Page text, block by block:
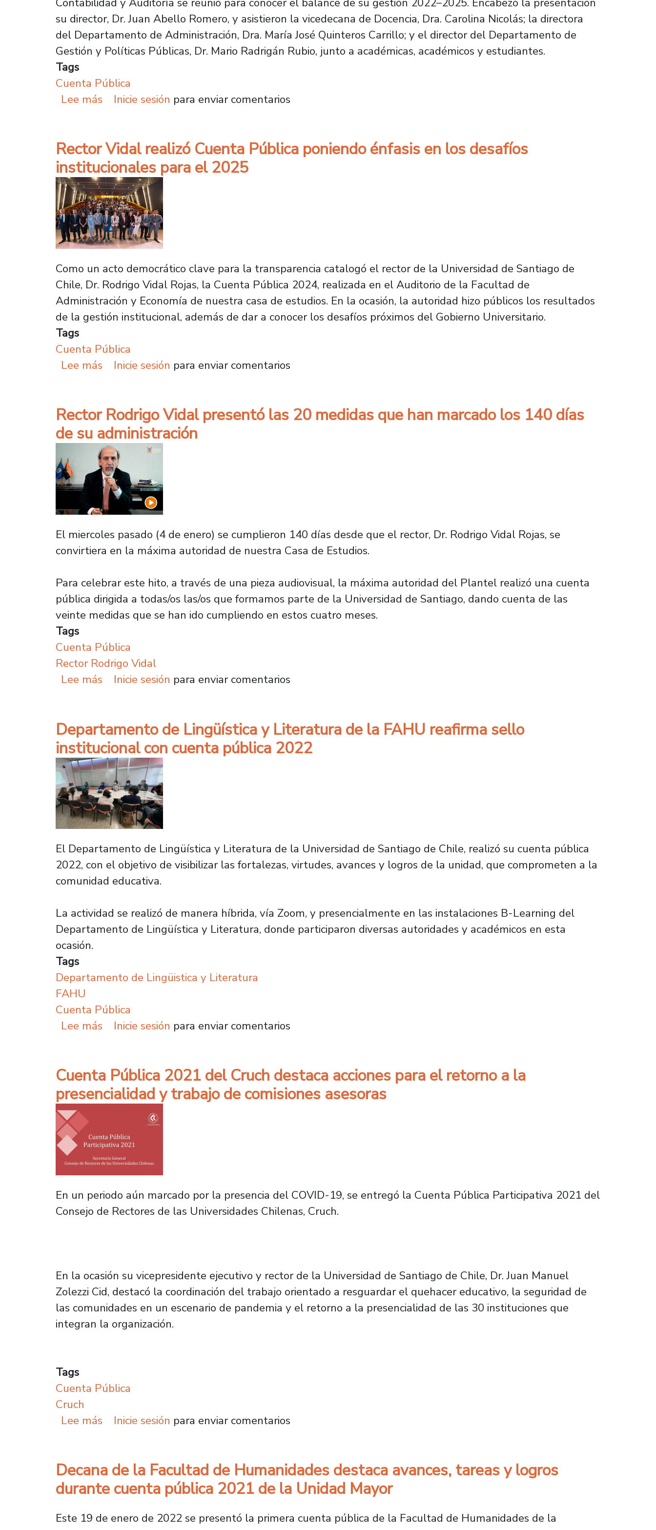
su director, Dr. Juan Abello Romero, y asistieron la vicedecana de Docencia, Dra. Carolina Nicolás; la directora
del Departamento de Administración, Dra. María José Quinteros Carrillo; y el director del Departamento de
Gestión y Políticas Públicas, Dr. Mario Radrigán Rubio, junto a académicas, académicos y estudiantes.
Tags
Cuenta Pública
Lee más sobre Departamento de Contabilidad y Auditoría presenta avances 2022–2025 y proyecta nuevas metas
Inicie sesión para enviar comentarios
Rector Vidal realizó Cuenta Pública poniendo énfasis en los desafíos
institucionales para el 2025
Como un acto democrático clave para la transparencia catalogó el rector de la Universidad de Santiago de
Chile, Dr. Rodrigo Vidal Rojas, la Cuenta Pública 2024, realizada en el Auditorio de la Facultad de
Administración y Economía de nuestra casa de estudios. En la ocasión, la autoridad hizo públicos los resultados
de la gestión institucional, además de dar a conocer los desafíos próximos del Gobierno Universitario.
Tags
Cuenta Pública
Lee más sobre Rector Vidal realizó Cuenta Pública poniendo énfasis en los desafíos institucionales para el 2025
Inicie sesión para enviar comentarios
Rector Rodrigo Vidal presentó las 20 medidas que han marcado los 140 días
de su administración
El miercoles pasado (4 de enero) se cumplieron 140 días desde que el rector, Dr. Rodrigo Vidal Rojas, se
convirtiera en la máxima autoridad de nuestra Casa de Estudios.
Para celebrar este hito, a través de una pieza audiovisual, la máxima autoridad del Plantel realizó una cuenta
pública dirigida a todas/os las/os que formamos parte de la Universidad de Santiago, dando cuenta de las
veinte medidas que se han ido cumpliendo en estos cuatro meses.
Tags
Cuenta Pública
Rector Rodrigo Vidal
Lee más sobre Rector Rodrigo Vidal presentó las 20 medidas que han marcado los 140 días de su administración
Inicie sesión para enviar comentarios
Departamento de Lingüística y Literatura de la FAHU reafirma sello
institucional con cuenta pública 2022
El Departamento de Lingüística y Literatura de la Universidad de Santiago de Chile, realizó su cuenta pública
2022, con el objetivo de visibilizar las fortalezas, virtudes, avances y logros de la unidad, que comprometen a la
comunidad educativa.
La actividad se realizó de manera híbrida, vía Zoom, y presencialmente en las instalaciones B-Learning del
Departamento de Lingüística y Literatura, donde participaron diversas autoridades y académicos en esta
ocasión.
Tags
Departamento de Lingüistica y Literatura
FAHU
Cuenta Pública
Lee más sobre Departamento de Lingüística y Literatura de la FAHU reafirma sello institucional con cuenta pública 2022
Inicie sesión para enviar comentarios
Cuenta Pública 2021 del Cruch destaca acciones para el retorno a la
presencialidad y trabajo de comisiones asesoras
En un periodo aún marcado por la presencia del COVID-19, se entregó la Cuenta Pública Participativa 2021 del
Consejo de Rectores de las Universidades Chilenas, Cruch.
En la ocasión su vicepresidente ejecutivo y rector de la Universidad de Santiago de Chile, Dr. Juan Manuel
Zolezzi Cid, destacó la coordinación del trabajo orientado a resguardar el quehacer educativo, la seguridad de
las comunidades en un escenario de pandemia y el retorno a la presencialidad de las 30 instituciones que
integran la organización.
Tags
Cuenta Pública
Cruch
Lee más sobre Cuenta Pública 2021 del Cruch destaca acciones para el retorno a la presencialidad y trabajo de
Inicie sesión para enviar comentarios
Decana de la Facultad de Humanidades destaca avances, tareas y logros
durante cuenta pública 2021 de la Unidad Mayor
Este 19 de enero de 2022 se presentó la primera cuenta pública de la Facultad de Humanidades de la